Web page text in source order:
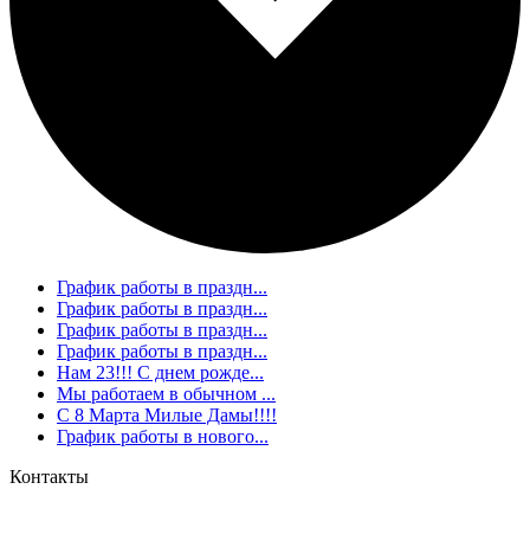
График работы в праздн...
График работы в праздн...
График работы в праздн...
График работы в праздн...
Нам 23!!! С днем рожде...
Мы работаем в обычном ...
С 8 Марта Милые Дамы!!!!
График работы в нового...
Контакты